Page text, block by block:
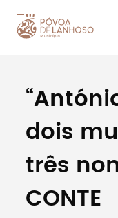
Procurar
Tipo de
dois
três
CONTE